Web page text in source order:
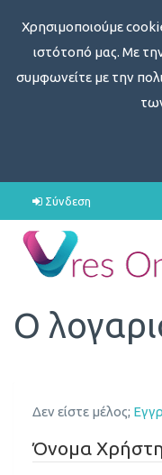
Χρησιμοποιούμε
ιστότοπό μας. Με
συμφωνείτε με την
Σύνδεση
Ο
Δεν είστε μέλος;
Όνομα Χρήστη